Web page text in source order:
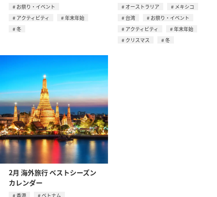
お祭り・イベント
アクティビティ
年末年始
冬
オーストラリア
メキシコ
台湾
お祭り・イベント
アクティビティ
年末年始
クリスマス
冬
2月 海外旅行 ベストシーズン
カレンダー
香港
ベトナム